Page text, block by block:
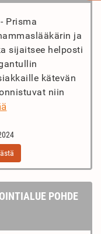
Prisma
ja
sijaitsee helposti
kätevän
niin
POHDE